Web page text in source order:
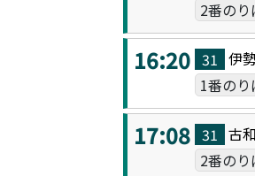
2番のり
16:20 31 伊
1番のり
17:08 31 古
2番のり